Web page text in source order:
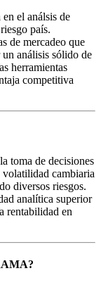
el análsis de
país.
de mercadeo que
análisis sólido de
herramientas
competitiva
toma de decisiones
volatilidad cambiaria
diversos riesgos.
analítica superior
rentabilidad en